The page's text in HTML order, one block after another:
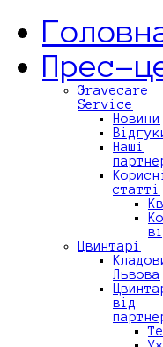
Прес-
Gravecare
Service
Новини
Наші
Корисні
статті
Цвинтарі
Львова
від